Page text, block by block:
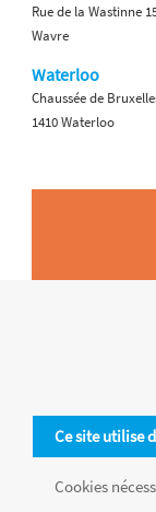
Ce site utilise
Cookies
Rue de la Wastinne
Wavre
Waterloo
Chaussée de
1410 Waterloo